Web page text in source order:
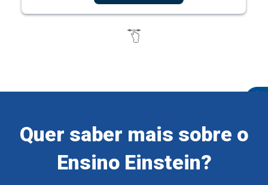
Quer saber mais sobre o
Ensino Einstein?